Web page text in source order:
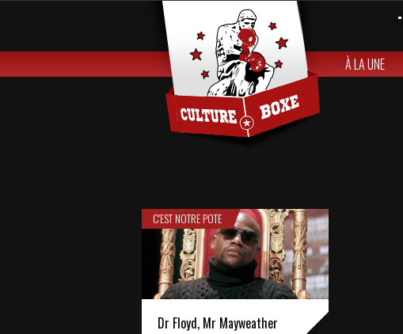
À LA UNE
C'EST NOTRE POTE
Dr Floyd, Mr Mayweather